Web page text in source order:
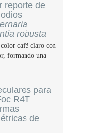
reporte de
robusta
color café claro con
formando una
para
R4T
de